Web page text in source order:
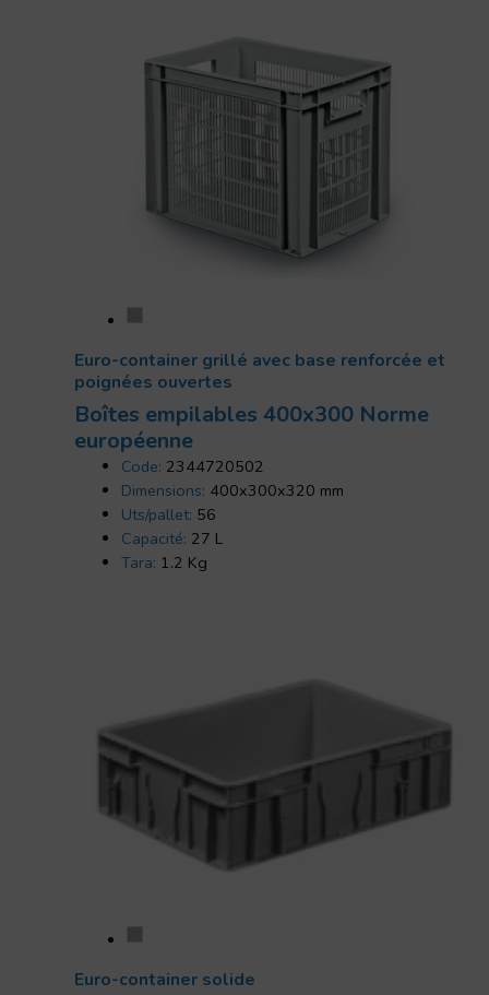
Euro-container grillé avec base renforcée et
poignées ouvertes
Boîtes empilables 400x300 Norme
européenne
Code: 2344720502
Dimensions: 400x300x320 mm
Uts/pallet: 56
Capacité: 27 L
Tara: 1.2 Kg
Euro-container solide